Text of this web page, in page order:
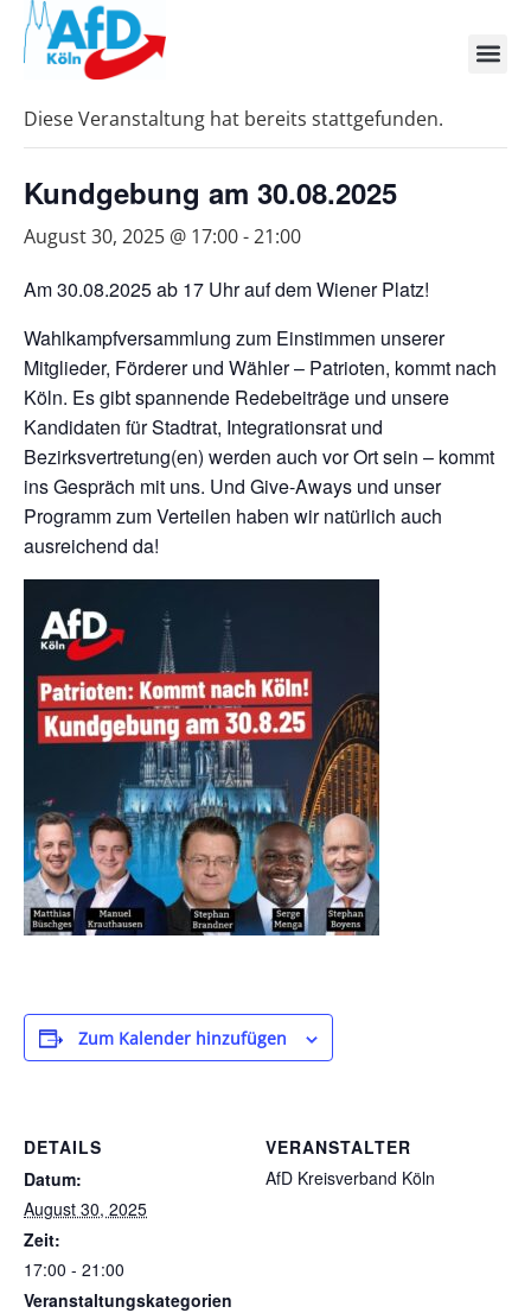
« Alle Veranstaltungen
Diese Veranstaltung hat bereits stattgefunden.
Kundgebung am 30.08.2025
August 30, 2025 @ 17:00-21:00
Am 30.08.2025 ab 17 Uhr auf dem Wiener Platz!
Wahlkampfversammlung zum Einstimmen unserer
Mitglieder, Förderer und Wähler – Patrioten, kommt nach
Köln. Es gibt spannende Redebeiträge und unsere
Kandidaten für Stadtrat, Integrationsrat und
Bezirksvertretung(en) werden auch vor Ort sein – kommt
ins Gespräch mit uns. Und Give-Aways und unser
Programm zum Verteilen haben wir natürlich auch
ausreichend da!
Zum Kalender hinzufügen
DETAILS
Datum:
August 30, 2025
Zeit:
17:00 - 21:00
Veranstaltungskategorien
VERANSTALTER
AfD Kreisverband Köln